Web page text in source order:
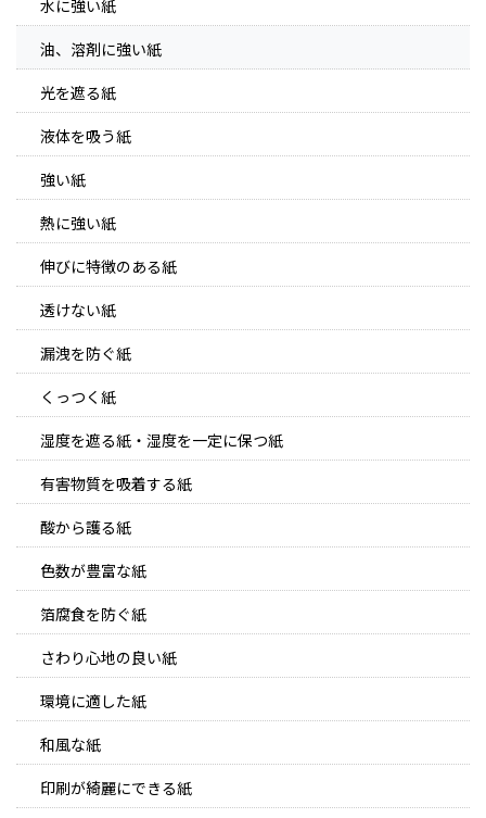
水に強い紙
油、溶剤に強い紙
光を遮る紙
液体を吸う紙
強い紙
熱に強い紙
伸びに特徴のある紙
透けない紙
漏洩を防ぐ紙
くっつく紙
湿度を遮る紙・湿度を一定に保つ紙
有害物質を吸着する紙
酸から護る紙
色数が豊富な紙
箔腐食を防ぐ紙
さわり心地の良い紙
環境に適した紙
和風な紙
印刷が綺麗にできる紙